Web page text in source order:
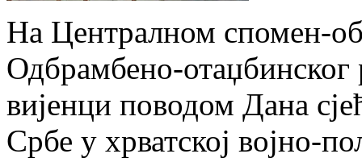
На Централном спомен-
Одбрамбено-
вијенци поводом Дана
Србе у хрватској војно-